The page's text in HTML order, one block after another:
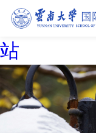
51La
9159金沙
站